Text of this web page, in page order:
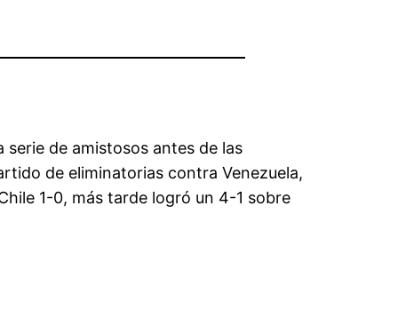
serie de amistosos antes de las
de eliminatorias contra Venezuela,
1-0, más tarde logró un 4-1 sobre